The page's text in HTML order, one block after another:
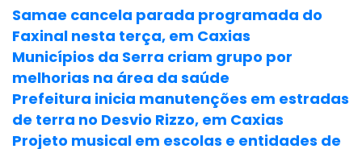
Samae cancela parada programada do
Faxinal nesta terça, em Caxias
Municípios da Serra criam grupo por
melhorias na área da saúde
Prefeitura inicia manutenções em estradas
de terra no Desvio Rizzo, em Caxias
Projeto musical em escolas e entidades de